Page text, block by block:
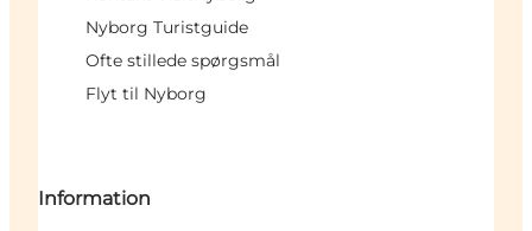
Nyborg Turistguide
Ofte stillede spørgsmål
Flyt til Nyborg
Information